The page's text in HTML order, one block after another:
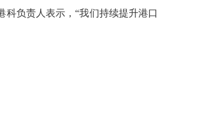
负责人表示，“我们持续提升港口